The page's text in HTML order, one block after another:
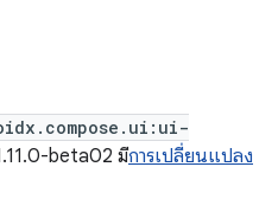
beta02 มีการเปลี่ยนแปลง